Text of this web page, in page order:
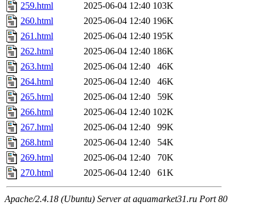
259.html
2025-06-04 12:40 103K
260.html
2025-06-04 12:40 196K
261.html
2025-06-04 12:40 195K
262.html
2025-06-04 12:40 186K
263.html
2025-06-04 12:40
46K
264.html
2025-06-04 12:40
46K
265.html
2025-06-04 12:40
59K
266.html
2025-06-04 12:40 102K
267.html
2025-06-04 12:40
99K
268.html
2025-06-04 12:40
54K
269.html
2025-06-04 12:40
70K
270.html
2025-06-04 12:40 61K
Apache/2.4.18 (Ubuntu) Server at aquamarket31.ru Port 80